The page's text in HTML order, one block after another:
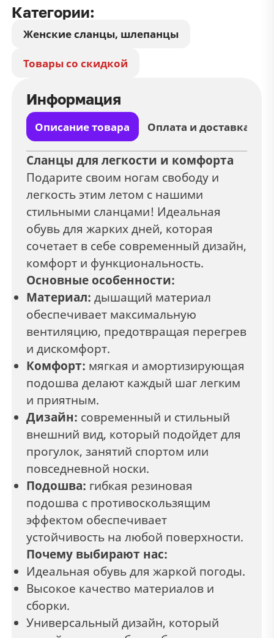
Категории:
Женские сланцы, шлепанцы
Товары со скидкой
Информация
Описание товара Оплата и доставка
Сланцы для легкости и комфорта
Подарите своим ногам свободу и
легкость этим летом с нашими
стильными сланцами! Идеальная
обувь для жарких дней, которая
сочетает в себе современный дизайн,
комфорт и функциональность.
Основные особенности:
Материал: дышащий материал
обеспечивает максимальную
вентиляцию, предотвращая перегрев
и дискомфорт.
Комфорт: мягкая и амортизирующая
подошва делают каждый шаг легким
и приятным.
Дизайн: современный и стильный
внешний вид, который подойдет для
прогулок, занятий спортом или
повседневной носки.
Подошва: гибкая резиновая
подошва с противоскользящим
эффектом обеспечивает
устойчивость на любой поверхности.
Почему выбирают нас:
Идеальная обувь для жаркой погоды.
Высокое качество материалов и
сборки.
Универсальный дизайн, который